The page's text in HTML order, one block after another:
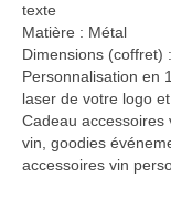
Notes
Carnet
texte
Matière : Métal
Dimensions (coffret)
Personnalisation en
laser de votre logo
Cadeau accessoires
vin, goodies
accessoires vin